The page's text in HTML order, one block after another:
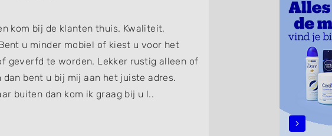
kom bij de klanten thuis. Kwaliteit,
u minder mobiel of kiest u voor het
geverfd te worden. Lekker rustig alleen of
bent u bij mij aan het juiste adres.
buiten dan kom ik graag bij u l..